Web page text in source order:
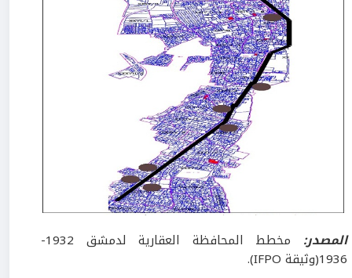
المصدر:
مخطط المحافظة العقارية لدمشق 1932-
1936(وثيقة IFPO).